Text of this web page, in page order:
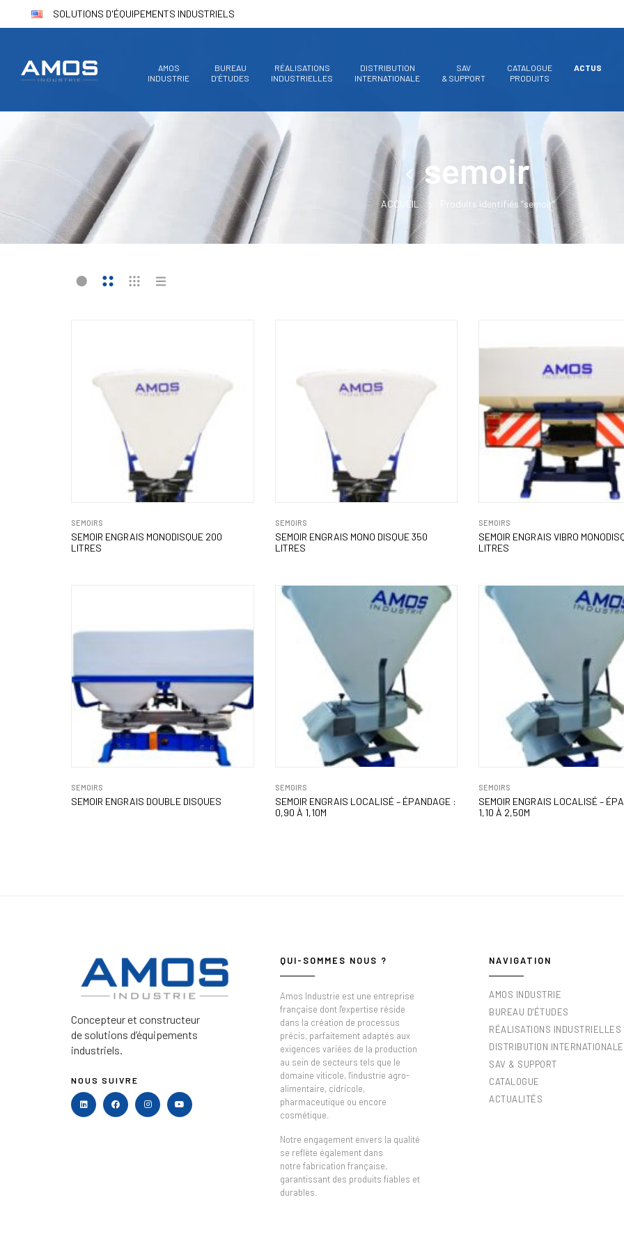
SOLUTIONS D'ÉQUIPEMENTS INDUSTRIELS
AMOS
INDUSTRIE
BUREAU
D’ÉTUDES
RÉALISATIONS
INDUSTRIELLES
DISTRIBUTION
INTERNATIONALE
SAV
& SUPPORT
CATALOGUE
PRODUITS
ACTUS
semoir
ACCUEIL Produits identifiés “semoir”
SEMOIRS
SEMOIR ENGRAIS MONODISQUE 200
LITRES
SEMOIRS
SEMOIR ENGRAIS MONO DISQUE 350
LITRES
SEMOIRS
SEMOIR ENGRAIS VIBRO
LITRES
SEMOIRS
SEMOIR ENGRAIS DOUBLE DISQUES
SEMOIRS
SEMOIR ENGRAIS LOCALISÉ – ÉPANDAGE :
0,90 À 1,10M
SEMOIRS
SEMOIR ENGRAIS LOCALISÉ –
1,10 À 2,50M
Concepteur et constructeur
de solutions d’équipements
industriels.
NOUS SUIVRE
QUI-SOMMES NOUS ?
Amos Industrie est une entreprise
française dont l'expertise réside
dans la création de processus
précis, parfaitement adaptés aux
exigences variées de la production
au sein de secteurs tels que le
domaine viticole, l'industrie agro-
alimentaire, cidricole,
pharmaceutique ou encore
cosmétique.
Notre engagement envers la qualité
se reflète également dans
notre fabrication française,
garantissant des produits fiables et
durables.
NAVIGATION
AMOS INDUSTRIE
BUREAU D'ÉTUDES
RÉALISATIONS INDUSTRIELLES
DISTRIBUTION INTERNATIONALE
SAV & SUPPORT
CATALOGUE
ACTUALITÉS